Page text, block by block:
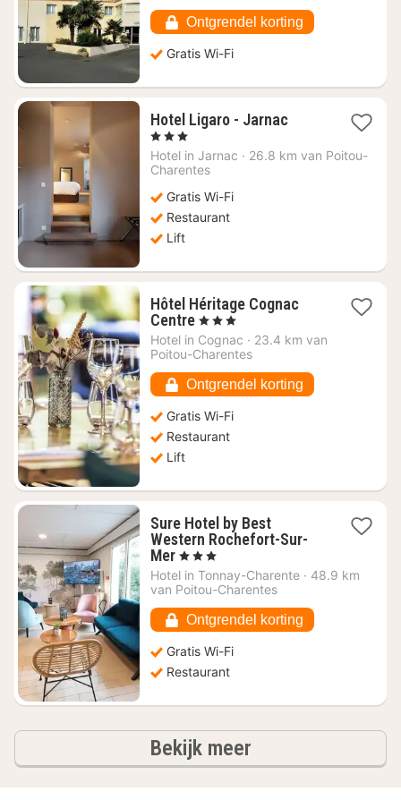
Ontgrendel korting
Gratis Wi-Fi
Hotel Ligaro - Jarnac1
vanaf
, 3 Sterren
Hotel in Jarnac · 26.8 km van Poitou-
Charentes
Gratis Wi-Fi
Restaurant
Lift
Hôtel Héritage Cognac
Centre1
nacht
vanaf
87,83
, 3 Sterren
Hotel in Cognac · 23.4 km van
Poitou-Charentes
Ontgrendel korting
Gratis Wi-Fi
Restaurant
Lift
Sure Hotel by Best
Western Rochefort-Sur-
Mer1
nacht
vanaf
76,47
, 3 Sterren
Hotel in Tonnay-Charente · 48.9 km
van Poitou-Charentes
Ontgrendel korting
Gratis Wi-Fi
Restaurant
Bekijk meerhotels